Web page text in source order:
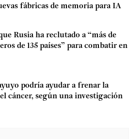
fábricas de memoria para IA
Rusia ha reclutado a “más de
de 135 países” para combatir en
podría ayudar a frenar la
cáncer, según una investigación